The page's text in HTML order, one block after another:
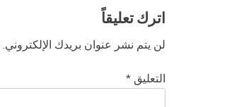
اترك تعليقاً
لن يتم نشر عنوان بريدك الإلكتروني.
التعليق *